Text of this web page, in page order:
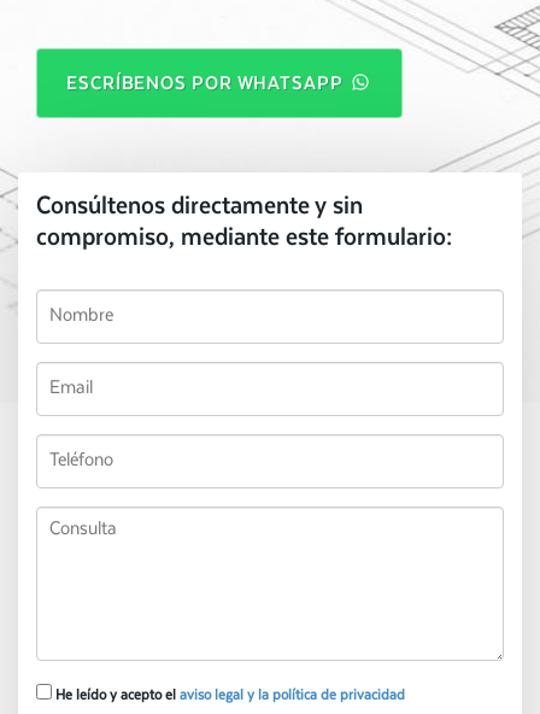
ESCRÍBENOS POR WHATSAPP
Consúltenos directamente y sin
compromiso, mediante este formulario:
He leído y acepto el aviso legal y la política de privacidad